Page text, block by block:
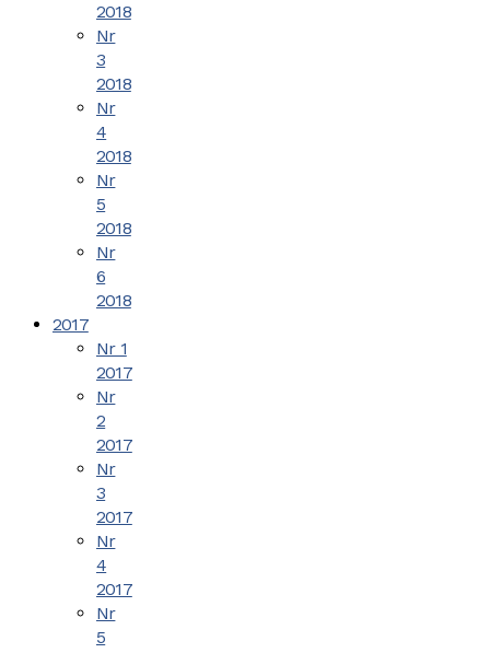
2018
Nr
3
2018
Nr
4
2018
Nr
5
2018
Nr
6
2018
2017
Nr 1
2017
Nr
2
2017
Nr
3
2017
Nr
4
2017
Nr
5